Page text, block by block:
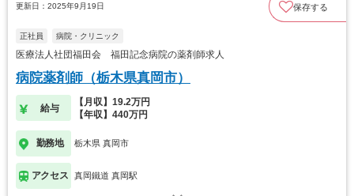
更新日：2025年9月19日 保存する
正社員 病院・クリニック
医療法人社団福田会 福田記念病院の薬剤師求人
病院薬剤師（栃木県真岡市）
給与
【月収】19.2万円
【年収】440万円
勤務地 栃木県 真岡市
アクセス 真岡鐵道 真岡駅